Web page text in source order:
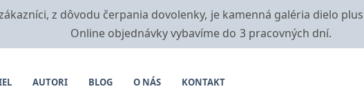
z dôvodu čerpania dovolenky, je kamenná galéria dielo plus
Online objednávky vybavíme do 3 pracovných dní.
AUTORI BLOG O NÁS KONTAKT